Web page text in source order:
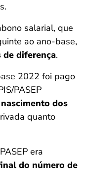
salarial, que
ao ano-base,
de diferença.
2022 foi pago
PASEP
dos
quanto
era
do número de